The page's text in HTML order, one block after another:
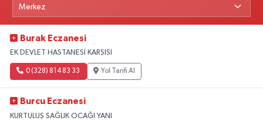
Burak Eczanesi
EK DEVLET HASTANESİ KARŞISI
0 (328) 814 83 33 Yol Tarifi Al
Burcu Eczanesi
KURTULUŞ SAĞLIK OCAĞI YANI